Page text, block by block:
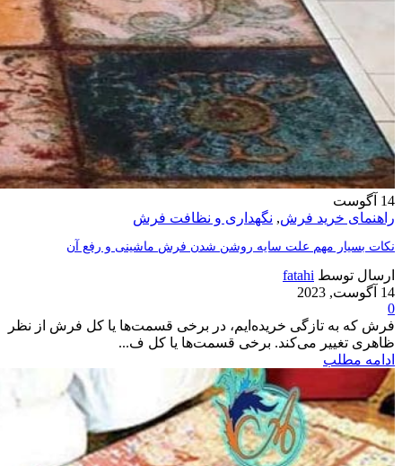
14 آگوست
راهنمای خرید فرش, نگهداری و نظافت فرش
نکات بسیار مهم علت سایه روشن شدن فرش ماشینی و رفع آن
ارسال توسط fatahi
14 آگوست, 2023
0
فرش که به تازگی خریده‌ایم، در برخی قسمت‌ها یا کل فرش از نظر
ظاهری تغییر می‌کند. برخی قسمت‌ها یا کل ف...
ادامه مطلب